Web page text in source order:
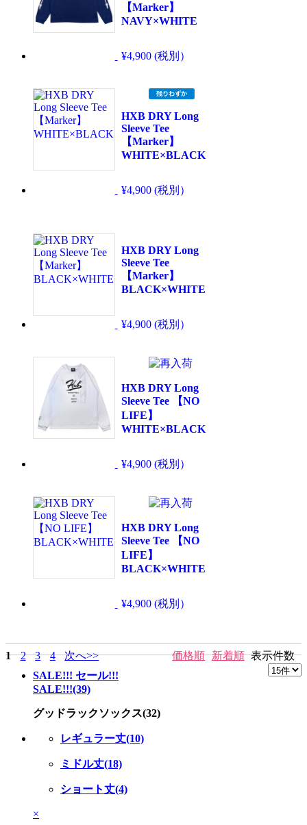
【Marker】
NAVY×WHITE
¥4,900 (税別）
HXB DRY Long
Sleeve Tee
【Marker】
WHITE×BLACK
¥4,900 (税別）
HXB DRY Long
Sleeve Tee
【Marker】
BLACK×WHITE
¥4,900 (税別）
HXB DRY Long
Sleeve Tee 【NO
LIFE】
WHITE×BLACK
¥4,900 (税別）
HXB DRY Long
Sleeve Tee 【NO
LIFE】
BLACK×WHITE
¥4,900 (税別）
1 2 3 4 次へ>> 価格順 新着順 表示件数
SALE!!! セール!!!
SALE!!!(39)
グッドラックソックス(32)
レギュラー丈(10)
ミドル丈(18)
ショート丈(4)
×